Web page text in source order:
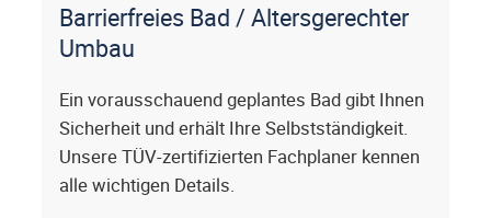
Barrierfreies Bad / Altersgerechter
Umbau
Ein vorausschauend geplantes Bad gibt Ihnen
Sicherheit und erhält Ihre Selbstständigkeit.
Unsere TÜV-zertifizierten Fachplaner kennen
alle wichtigen Details.